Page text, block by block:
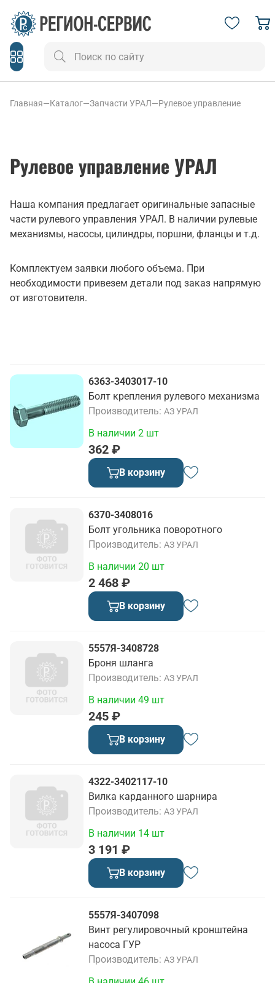
Главная—Каталог—Запчасти УРАЛ—Рулевое управление
Рулевое управление УРАЛ
Наша компания предлагает оригинальные запасные
части рулевого управления УРАЛ. В наличии рулевые
механизмы, насосы, цилиндры, поршни, фланцы и т.д.
Комплектуем заявки любого объема. При
необходимости привезем детали под заказ напрямую
от изготовителя.
6363-3403017-10
Болт крепления рулевого механизма
Производитель АЗ УРАЛ
362 ₽
В наличии 2 шт
В корзину
6370-3408016
Болт угольника поворотного
Производитель АЗ УРАЛ
2 468 ₽
В наличии 20 шт
В корзину
5557Я-3408728
Броня шланга
Производитель АЗ УРАЛ
245 ₽
В наличии 49 шт
В корзину
4322-3402117-10
Вилка карданного шарнира
Производитель АЗ УРАЛ
3 191 ₽
В наличии 14 шт
В корзину
5557Я-3407098
Винт регулировочный кронштейна
насоса ГУР
Производитель АЗ УРАЛ